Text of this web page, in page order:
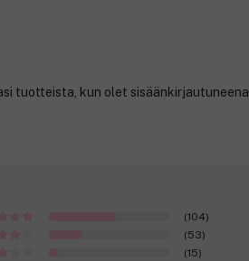
tuotteista, kun olet sisäänkirjautuneena
(104)
(53)
(15)